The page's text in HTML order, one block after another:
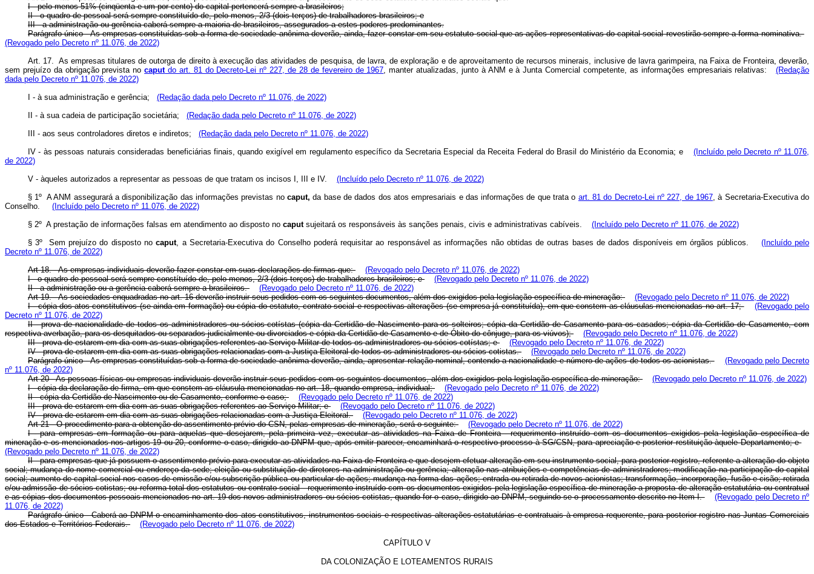
I - pelo menos 51% (cinqüenta e um por cento) do capital pertencerá sempre a brasileiros;
II - o quadro de pessoal será sempre constituído de, pelo menos, 2/3 (dois terços) de trabalhadores brasileiros; e
III - a administração ou gerência caberá sempre a maioria de brasileiros, assegurados a estes poderes predominantes.
Parágrafo único - As empresas constituídas sob a forma de sociedade anônima deverão, ainda, fazer constar em seu estatuto social que as ações representativas do capital social revestirão sempre a forma nominativa.
(Revogado pelo Decreto nº 11.076, de 2022)
Art. 17. As empresas titulares de outorga de direito à execução das atividades de pesquisa, de lavra, de exploração e de aproveitamento de recursos minerais, inclusive de lavra garimpeira, na Faixa de Fronteira, deverão,
sem prejuízo da obrigação prevista nocaputdo art. 81 do Decreto-Lei nº 227, de 28 de fevereiro de 1967, manter atualizadas, junto à ANM e à Junta Comercial competente, as informações empresariais relativas:(Redação
dada pelo Decreto nº 11.076, de 2022)
I - à sua administração e gerência;
(Redação dada pelo Decreto nº 11.076, de 2022)
II - à sua cadeia de participação societária;
(Redação dada pelo Decreto nº 11.076, de 2022)
III - aos seus controladores diretos e indiretos;
(Redação dada pelo Decreto nº 11.076, de 2022)
IV - às pessoas naturais consideradas beneficiárias finais, quando exigível em regulamento específico da Secretaria Especial da Receita Federal do Brasil do Ministério da Economia; e
(Incluído pelo Decreto nº 11.076,
de 2022)
V - àqueles autorizados a representar as pessoas de que tratam os incisos I, III e IV.
(Incluído pelo Decreto nº 11.076, de 2022)
§ 1º A ANM assegurará a disponibilização das informações previstas no caput, da base de dados dos atos empresariais e das informações de que trata o art. 81 do Decreto-Lei nº 227, de 1967, à Secretaria-Executiva do
Conselho.
(Incluído pelo Decreto nº 11.076, de 2022)
§ 2º A prestação de informações falsas em atendimento ao disposto no caputsujeitará os responsáveis às sanções penais, civis e administrativas cabíveis.
(Incluído pelo Decreto nº 11.076, de 2022)
§ 3º Sem prejuízo do disposto nocaput, a Secretaria-Executiva do Conselho poderá requisitar ao responsável as informações não obtidas de outras bases de dados disponíveis em órgãos públicos.
(Incluído pelo
Decreto nº 11.076, de 2022)
Art 18. - As empresas individuais deverão fazer constar em suas declarações de firmas que:
(Revogado pelo Decreto nº 11.076, de 2022)
I - o quadro de pessoal será sempre constítuído de, pelo menos, 2/3 (dois terços) de trabalhadores brasileiros; e
(Revogado pelo Decreto nº 11.076, de 2022)
II - a administração ou a gerência caberá sempre a brasileiros.
(Revogado pelo Decreto nº 11.076, de 2022)
Art 19. - As sociedades enquadradas no art. 16 deverão instruir seus pedidos com os seguintes documentos, além dos exigidos pela legislação específica de mineração:
(Revogado pelo Decreto nº 11.076, de 2022)
I - cópia dos atos constitutivos (se ainda em formação) ou cópia do estatuto, contrato social e respectivas alterações (se empresa já constituída), em que constem as cláusulas mencionadas no art. 17;
(Revogado pelo
Decreto nº 11.076, de 2022)
II - prova de nacionalidade de todos os administradores ou sócios-cotístas (cópia da Certidão de Nascimento para os solteiros; cópia da Certidão de Casamento para os casados; cópia da Certidão de Casamento, com
respectiva averbação, para os desquitados ou separados judicialmente ou divorciados e cópia da Certidão de Casamento e de Óbito do cônjuge, para os viúvos);
(Revogado pelo Decreto nº 11.076, de 2022)
III - prova de estarem em dia com as suas obrigações referentes ao Serviço Militar de todos os administradores ou sócios-cotístas; e
(Revogado pelo Decreto nº 11.076, de 2022)
IV - prova de estarem em dia com as suas obrigações relacionadas com a Justiça Eleitoral de todos os administradores ou sócios-cotistas.
(Revogado pelo Decreto nº 11.076, de 2022)
Parágrafo único - As empresas constituídas sob a forma de sociedade anônima deverão, ainda, apresentar relação nominal, contendo a nacionalidade e número de ações de todos os acionistas.
(Revogado pelo Decreto
nº 11.076, de 2022)
Art 20 - As pessoas físicas ou empresas individuais deverão instruir seus pedidos com os seguintes documentos, além dos exigidos pela legislação específica de mineração:
(Revogado pelo Decreto nº 11.076, de 2022)
I - cópia da declaração de firma, em que constem as cláusula mencionadas no art. 18, quando empresa, individual;
(Revogado pelo Decreto nº 11.076, de 2022)
II - cópia da Certidão de Nascimento ou de Casamento, conforme o caso;
(Revogado pelo Decreto nº 11.076, de 2022)
III - prova de estarem em dia com as suas obrigações referentes ao Serviço Militar; e
(Revogado pelo Decreto nº 11.076, de 2022)
IV - prova de estarem em dia com as suas obrigações relacionadas com a Justiça Eleitoral.
(Revogado pelo Decreto nº 11.076, de 2022)
Art 21 - O procedimento para a obtenção do assentimento prévio do CSN, pelas empresas de mineração, será o seguinte:
(Revogado pelo Decreto nº 11.076, de 2022)
I - para empresas em formação ou para aqueIas que desejarem, pela primeira vez, executar as atividades na Faixa de Fronteira - requerimento instruído com os documentos exigidos pela legislação específica de
mineração e os mencionados nos artigos 19 ou 20, conforme o caso, dirigido ao DNPM que, após emitir parecer, encaminhará o respectivo processo à SG/CSN, para apreciação e posterior restituição àquele Departamento; e
(Revogado pelo Decreto nº 11.076, de 2022)
II - para empresas que já possuem o assentimento prévio para executar as atividades na Faixa de Fronteira e que desejem efetuar alteração em seu instrumento social, para posterior registro, referente a alteração do objeto
social; mudança do nome comercial ou endereço da sede; eleição ou substituição de diretores na administração ou gerência; alteração nas atribuições e competências de administradores; modificação na participação do capital
social; aumento de capital social nos casos de emissão e/ou subscrição pública ou particular de ações; mudança na forma das ações; entrada ou retirada de novos acionistas; transformação, incorporação, fusão e cisão; retirada
e/ou admissão de sócios-cotistas; ou reforma total dos estatutos ou contrato social - requerimento instruído com os documentos exigidos pela legislação específica de mineração a proposta de alteração estatutária ou contratual
e as cópias dos documentos pessoais mencionados no art. 19 dos novos administradores ou sócios-cotistas, quando for o caso, dirigido ao DNPM, seguindo-se o processamento descrito no Item I.
(Revogado pelo Decreto nº
11.076, de 2022)
Parágrafo único - Caberá ao DNPM o encaminhamento dos atos constitutivos, instrumentos sociais e respectivas alterações estatutárias e contratuais à empresa requerente, para posterior registro nas Juntas Comerciais
dos Estados e Territórios Federais.
(Revogado pelo Decreto nº 11.076, de 2022)
CAPÍTULO V
DA COLONIZAÇÃO E LOTEAMENTOS RURAIS